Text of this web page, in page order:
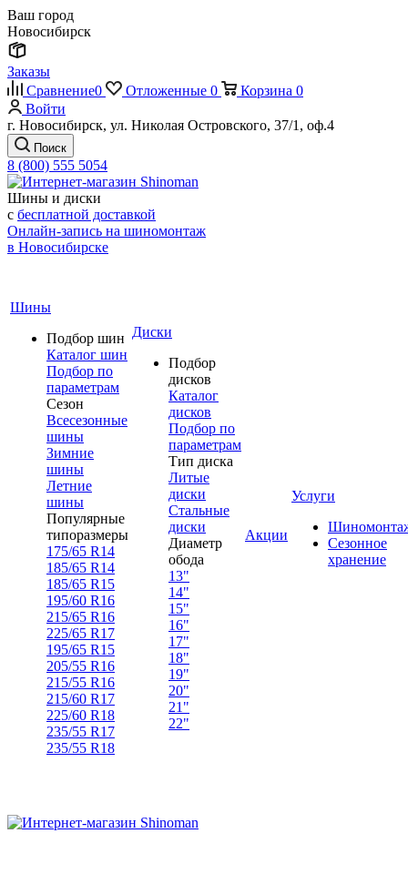
Ваш город
Новосибирск
Заказы
Сравнение0 Отложенные 0 Корзина 0
Войти
г. Новосибирск, ул. Николая Островского, 37/1, оф.4
Поиск
8 (800) 555 5054
Шины и диски
с бесплатной доставкой
Онлайн-запись на шиномонтаж
в Новосибирске
Шины
Подбор шин
Каталог шин
Подбор по
параметрам
Сезон
Всесезонные
шины
Зимние
шины
Летние
шины
Популярные
типоразмеры
175/65 R14
185/65 R14
185/65 R15
195/60 R16
215/65 R16
225/65 R17
195/65 R15
205/55 R16
215/55 R16
215/60 R17
225/60 R18
235/55 R17
235/55 R18
Диски
Подбор
дисков
Каталог
дисков
Подбор по
параметрам
Тип диска
Литые
диски
Стальные
диски
Диаметр
обода
13"
14"
15"
16"
17"
18"
19"
20"
21"
22"
Акции
Услуги
Сезонное
хранение